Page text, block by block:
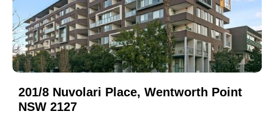
201/8 Nuvolari Place, Wentworth Point
NSW 2127